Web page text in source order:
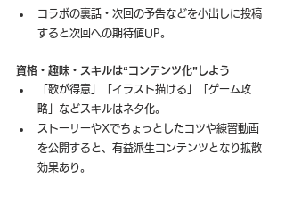
コラボの裏話・次回の予告などを小出しに投稿
すると次回への期待値UP。
資格・趣味・スキルは“コンテンツ化”しよう
「歌が得意」「イラスト描ける」「ゲーム攻
略」などスキルはネタ化。
ストーリーやXでちょっとしたコツや練習動画
を公開すると、有益派生コンテンツとなり拡散
効果あり。